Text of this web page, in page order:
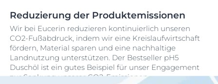
Reduzierung der Produktemissionen
Wir bei Eucerin reduzieren kontinuierlich unseren
CO2-Fußabdruck, indem wir eine Kreislaufwirtschaft
fördern, Material sparen und eine nachhaltige
Landnutzung unterstützen. Der Bestseller pH5
Duschöl ist ein gutes Beispiel für unser Engagement
zur Senkung unserer CO2-Emissionen.